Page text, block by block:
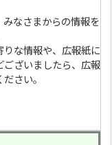
なさまからの情報を
りな情報や、広報紙に
ございましたら、広報
さい。